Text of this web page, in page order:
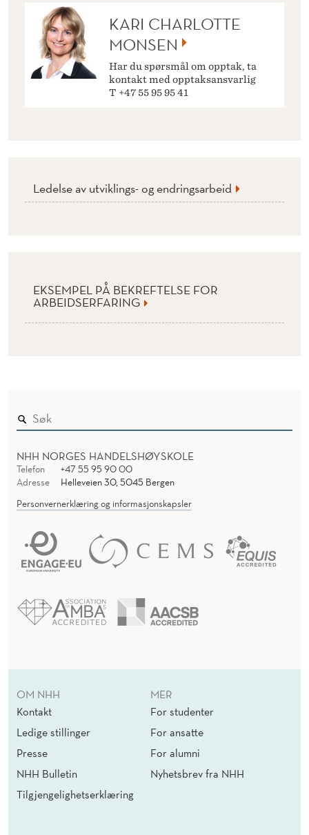
KARI CHARLOTTE
MONSEN
Har du spørsmål om opptak, ta
kontakt med opptaksansvarlig
T +47 55 95 95 41
Ledelse av utviklings- og endringsarbeid
EKSEMPEL PÅ BEKREFTELSE FOR
ARBEIDSERFARING
NHH NORGES HANDELSHØYSKOLE
Telefon
+47 55 95 90 00
Adresse
Helleveien 30, 5045 Bergen
Personvernerklæring og informasjonskapsler
OM NHH
Kontakt
Ledige stillinger
Presse
NHH Bulletin
Tilgjengelighetserklæring
MER
For studenter
For ansatte
For alumni
Nyhetsbrev fra NHH